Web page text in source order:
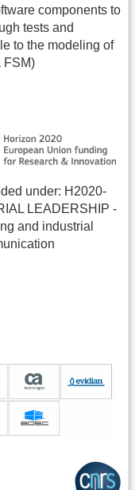
components to
tests and
to the modeling of
FSM)
under: H2020-
LEADERSHIP -
and industrial